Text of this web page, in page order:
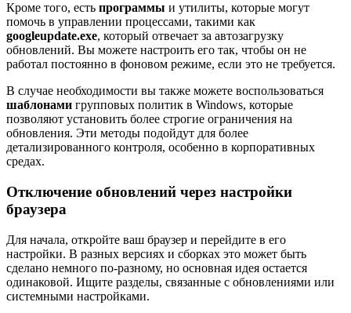
Кроме того, есть программы и утилиты, которые могут
помочь в управлении процессами, такими как
googleupdate.exe, который отвечает за автозагрузку
обновлений. Вы можете настроить его так, чтобы он не
работал постоянно в фоновом режиме, если это не требуется.
В случае необходимости вы также можете воспользоваться
шаблонами групповых политик в Windows, которые
позволяют установить более строгие ограничения на
обновления. Эти методы подойдут для более
детализированного контроля, особенно в корпоративных
средах.
Отключение обновлений через настройки
браузера
Для начала, откройте ваш браузер и перейдите в его
настройки. В разных версиях и сборках это может быть
сделано немного по-разному, но основная идея остается
одинаковой. Ищите разделы, связанные с обновлениями или
системными настройками.